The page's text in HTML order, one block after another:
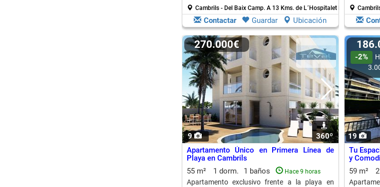
Cambrils - Del Baix Camp. A 13 Kms. de L´Hospitalet De L´Infant
Contactar Guardar Ubicación
9 360º
270.000€
Apartamento Único en Primera Línea de
Playa en Cambrils
55 m²
1 dorm. 1 baños Hace 9 horas
Apartamento exclusivo frente a la playa en
19
-2%
Tu
y
59 m²